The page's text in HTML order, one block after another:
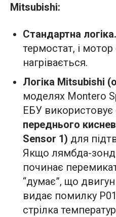
Mitsubishi:
Стандартна логіка.
термостат, і
нагрівається.
Логіка Mitsubishi
моделях Montero
ЕБУ використовує
переднього
Sensor 1) для
Якщо лямбда-зонд
починає
“думає”, що
видає помилку
стрілка